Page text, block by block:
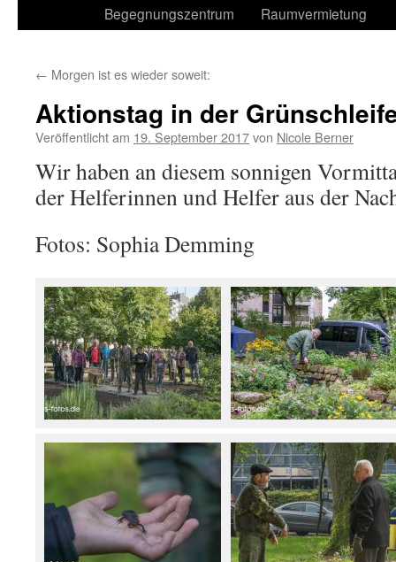
Begegnungszentrum
Raumvermietung
← Morgen ist es wieder soweit:
Aktionstag in der
Veröffentlicht am 19. September 2017von Nicole Berner
Wir haben an diesem sonnigen
der Helferinnen und Helfer aus der
Fotos: Sophia Demming